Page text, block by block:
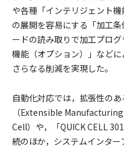
や各種「インテリジェント
の展開を容易にする「加工
ードの読み取りで加工プロ
機能（オプション）」など
さらなる削減を実現した。
自動化対応では，拡張性のあ
（Extensible Manufacturing
Cell）や，「QUICK CELL
続のほか，システムインタ